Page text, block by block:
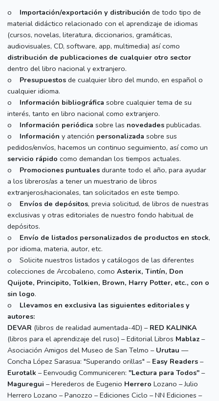
o Importación/exportación y distribución de todo tipo de
material didáctico relacionado con el aprendizaje de idiomas
(cursos, novelas, literatura, diccionarios, gramáticas,
audiovisuales, CD, software, app, multimedia) así como
distribución de publicaciones de cualquier otro sector
dentro del libro nacional y extranjero.
o Presupuestos de cualquier libro del mundo, en español o
cualquier idioma.
o Información bibliográfica sobre cualquier tema de su
interés, tanto en libro nacional como extranjero.
o Información periódica sobre las novedades publicadas.
o Información y atención personalizada sobre sus
pedidos/envíos, hacemos un continuo seguimiento, así como un
servicio rápido como demandan los tiempos actuales.
o Promociones puntuales durante todo el año, para ayudar
a los libreros/as a tener un muestrario de libros
extranjeros/nacionales, tan solicitados en este tiempo.
o Envíos de depósitos, previa solicitud, de libros de nuestras
exclusivas y otras editoriales de nuestro fondo habitual de
depósitos.
o Envío de listados personalizados de productos en stock,
por idioma, materia, autor, etc.
o Solicite nuestros listados y catálogos de las diferentes
colecciones de Arcobaleno, como Asterix, Tintín, Don
Quijote, Principito, Tolkien, Brown, Harry Potter, etc., con o
sin logo.
o Llevamos en exclusiva las siguientes editoriales y
autores:
DEVAR (libros de realidad aumentada-4D) – RED KALINKA
(libros para el aprendizaje del ruso) – Editorial Libros Mablaz –
Asociación Amigos del Museo de San Telmo – Urutau ––
Concha López Sarasua: "Superando orillas" – Easy Readers –
Eurotalk – Eenvoudig Communiceren: "Lectura para Todos" –
Maguregui – Herederos de Eugenio Herrero Lozano – Julio
Herrero Lozano – Panozzo – Ediciones Ciclo – NN Ediciones –